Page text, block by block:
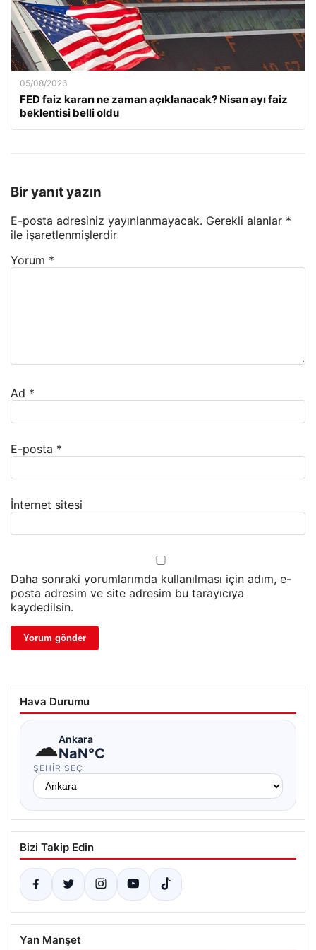
05/08/2026
FED faiz kararı ne zaman açıklanacak? Nisan ayı faiz
beklentisi belli oldu
Bir yanıt yazın
E-posta adresiniz yayınlanmayacak. Gerekli alanlar *
ile işaretlenmişlerdir
Yorum *
Ad *
E-posta *
İnternet sitesi
Daha sonraki yorumlarımda kullanılması için adım, e-
posta adresim ve site adresim bu tarayıcıya
kaydedilsin.
Hava Durumu
☁Ankara
NaN°C
ŞEHIR SEÇ
Bizi Takip Edin
Yan Manşet